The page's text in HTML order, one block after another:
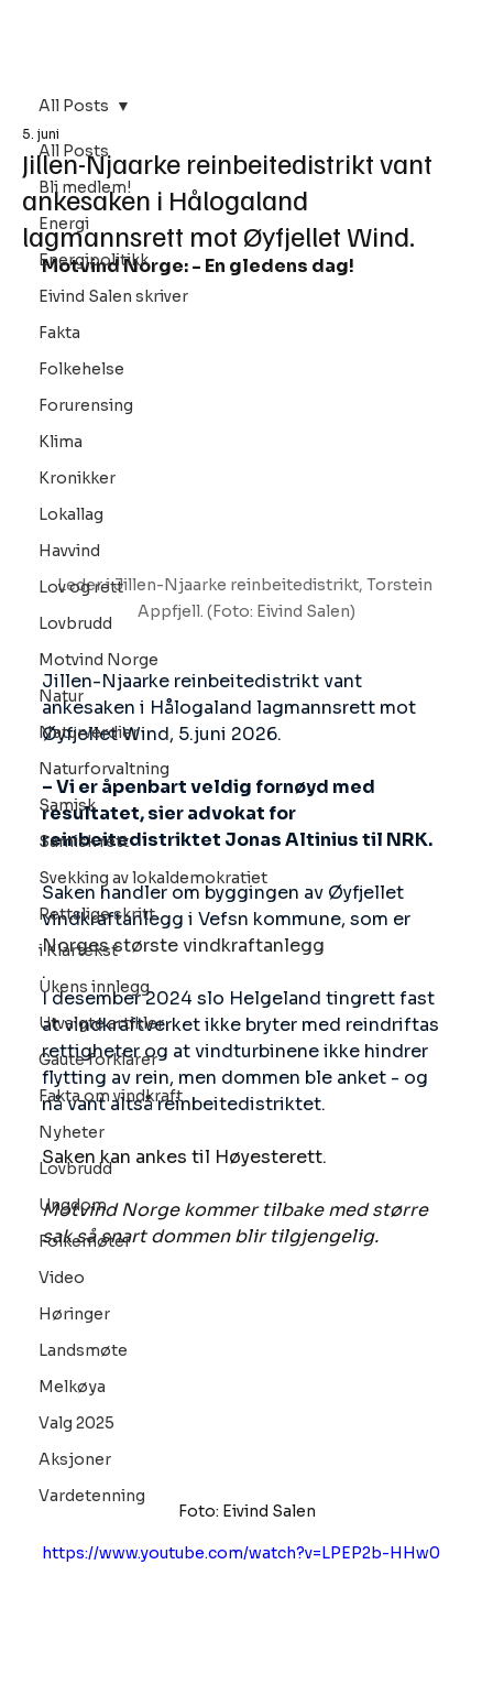
All Posts
Bli medlem!
Energi
Energipolitikk
Eivind Salen skriver
Fakta
Folkehelse
Forurensing
Klima
Kronikker
Lokallag
Havvind
Lov og rett
Lovbrudd
Motvind Norge
Natur
Naturverdier
Naturforvaltning
Samisk
Samisk rett
Svekking av lokaldemokratiet
Rettslige skritt
i Klartekst
Ukens innlegg
Utvalgte artikler
Gaute forklarer
Fakta om vindkraft
Nyheter
Lovbrudd
Ungdom
Folkemøter
Video
Høringer
Landsmøte
Melkøya
Valg 2025
Aksjoner
Vardetenning
All Posts
Jillen-Njaarke reinbeitedistrikt vant
ankesaken i Hålogaland
lagmannsrett mot Øyfjellet Wind.
5. juni
Motvind Norge: - En gledens dag!
Leder i Jillen-Njaarke reinbeitedistrikt, Torstein
Appfjell. (Foto: Eivind Salen)
Jillen-Njaarke reinbeitedistrikt vant
ankesaken i Hålogaland lagmannsrett mot
Øyfjellet Wind, 5.juni 2026.
– Vi er åpenbart veldig fornøyd med
resultatet, sier advokat for
reinbeitedistriktet Jonas Altinius til NRK.
Saken handler om byggingen av Øyfjellet
vindkraftanlegg i Vefsn kommune, som er
Norges største vindkraftanlegg
.
I desember 2024 slo Helgeland tingrett fast
at vindkraftverket ikke bryter med reindriftas
rettigheter og at vindturbinene ikke hindrer
flytting av rein, men dommen ble anket - og
nå vant altså reinbeitedistriktet.
Saken kan ankes til Høyesterett.
Motvind Norge kommer tilbake med større
sak så snart dommen blir tilgjengelig.
Foto: Eivind Salen
https://www.youtube.com/watch?v=LPEP2b-HHw0